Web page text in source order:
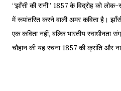
“झाँसी की रानी” 1857 के विद्रोह को
में रूपांतरित करने वाली अमर कविता है।
एक कविता नहीं, बल्कि भारतीय स्वाधीनता
चौहान की यह रचना 1857 की क्रांति और